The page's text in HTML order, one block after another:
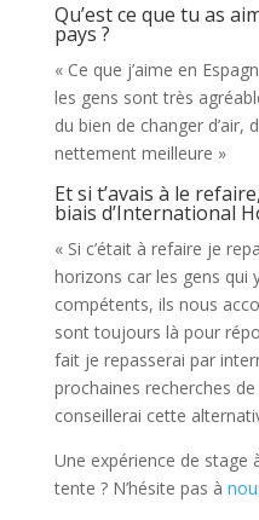
Qu’est ce que tu as
pays ?
« Ce que j’aime en
les gens sont très
du bien de changer d’air,
nettement meilleure »
Et si t’avais à le
biais d’International
« Si c’était à refaire je
horizons car les gens qui
compétents, ils nous
sont toujours là pour
fait je repasserai par
prochaines recherches
conseillerai cette
Une expérience de stage
tente ? N’hésite pas à